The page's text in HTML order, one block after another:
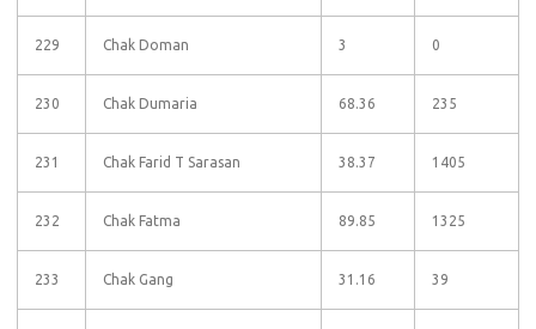
229 Chak Doman 3 0
230 Chak Dumaria 68.36 235
231 Chak Farid T Sarasan 38.37 1405
232 Chak Fatma 89.85 1325
233 Chak Gang 31.16 39